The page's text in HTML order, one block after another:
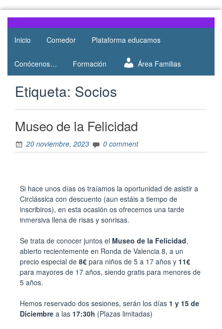
AMPA
Salesianos
Atocha
AMPA del
Colegio
de Atocha
Inicio Comedor Plataforma educamos
Conócenos… Formación Área Familias
Etiqueta: Socios
Museo de la Felicidad
20 noviembre, 2023 0 comment
Si hace unos días os traíamos la oportunidad de asistir a
Circlássica con descuento (aun estáis a tiempo de
inscribiros), en esta ocasión os ofrecemos una tarde
inmersiva llena de risas y sonrisas.
Se trata de conocer juntos el Museo de la Felicidad,
abierto recientemente en Ronda de Valencia 8, a un
precio especial de 8€ para niños de 5 a 17 años y 11€
para mayores de 17 años, siendo gratis para menores de
5 años.
Hemos reservado dos sesiones, serán los días 1 y 15 de
Diciembre a las 17:30h (Plazas limitadas)